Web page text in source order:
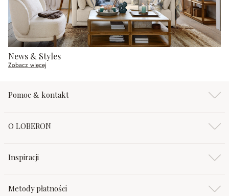
News & Styles
Zobacz więcej
Pomoc & kontakt
O LOBERON
Inspiracji
Metody płatności